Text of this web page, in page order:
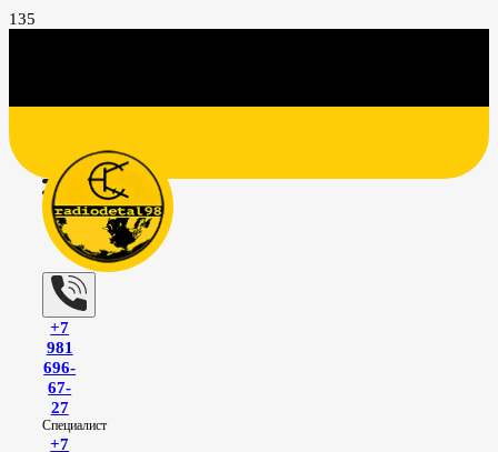
+7
981
696-
67-
27
Специалист
+7